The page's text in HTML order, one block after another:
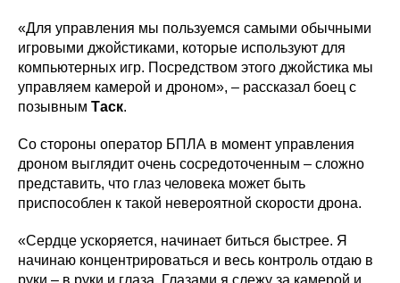
«Для управления мы пользуемся самыми обычными
игровыми джойстиками, которые используют для
компьютерных игр. Посредством этого джойстика мы
управляем камерой и дроном», – рассказал боец с
позывным Таск.
Со стороны оператор БПЛА в момент управления
дроном выглядит очень сосредоточенным – сложно
представить, что глаз человека может быть
приспособлен к такой невероятной скорости дрона.
«Сердце ускоряется, начинает биться быстрее. Я
начинаю концентрироваться и весь контроль отдаю в
руки – в руки и глаза. Глазами я слежу за камерой и